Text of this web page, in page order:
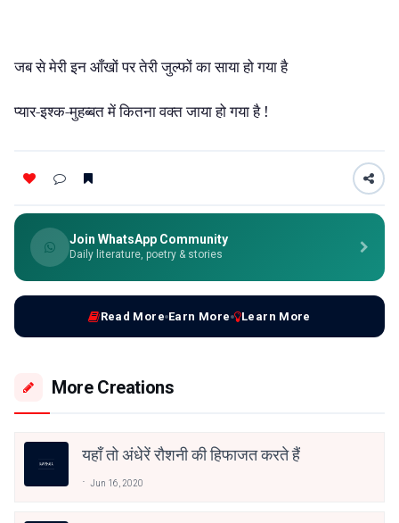
जब से मेरी इन आँखों पर तेरी जुल्फों का साया हो गया है
प्यार-इश्क-मुहब्बत में कितना वक्त जाया हो गया है !
Join WhatsApp Community
Daily literature, poetry & stories
Read More Earn More Learn More
More Creations
यहाँ तो अंधेरें रौशनी की हिफाजत करते हैं
Jun 16, 2020